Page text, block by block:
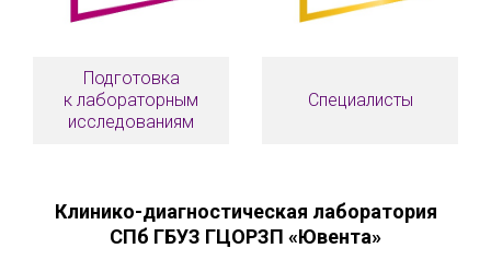
Подготовка
к лабораторным
исследованиям
Специалисты
Клинико-диагностическая лаборатория
СПб ГБУЗ ГЦОРЗП «Ювента»